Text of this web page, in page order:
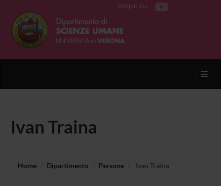
Segui su
Ivan Traina
Home Dipartimento Persone Ivan Traina